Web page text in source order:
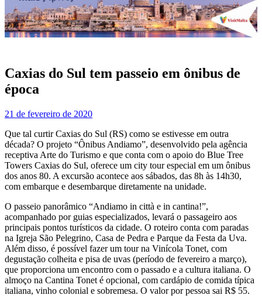
Caxias do Sul tem passeio em ônibus de
época
21 de fevereiro de 2020
Que tal curtir Caxias do Sul (RS) como se estivesse em outra
década? O projeto “Ônibus Andiamo”, desenvolvido pela agência
receptiva Arte do Turismo e que conta com o apoio do Blue Tree
Towers Caxias do Sul, oferece um city tour especial em um ônibus
dos anos 80. A excursão acontece aos sábados, das 8h às 14h30,
com embarque e desembarque diretamente na unidade.
O passeio panorâmico “Andiamo in città e in cantina!”,
acompanhado por guias especializados, levará o passageiro aos
principais pontos turísticos da cidade. O roteiro conta com paradas
na Igreja São Pelegrino, Casa de Pedra e Parque da Festa da Uva.
Além disso, é possível fazer um tour na Vinícola Tonet, com
degustação colheita e pisa de uvas (período de fevereiro a março),
que proporciona um encontro com o passado e a cultura italiana. O
almoço na Cantina Tonet é opcional, com cardápio de comida típica
italiana, vinho colonial e sobremesa. O valor por pessoa sai R$ 55.